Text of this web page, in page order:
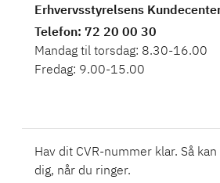
Erhvervsstyrelsens
Telefon: 72 20 00 30
Mandag til torsdag: 8.30-16.00
Fredag: 9.00-15.00
Hav dit CVR-nummer klar. Så
dig, når du ringer.